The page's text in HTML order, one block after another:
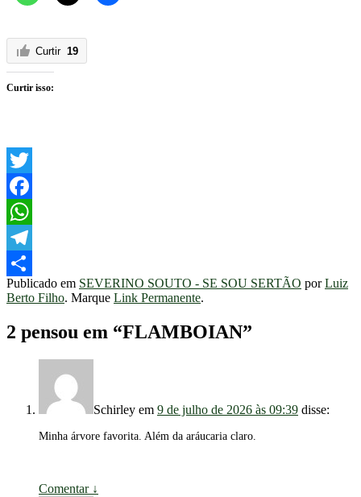
Curtir 19
Curtir isso:
Twitter
Facebook
WhatsApp
Telegram
Share
Publicado em SEVERINO SOUTO - SE SOU SERTÃO porLuiz
Berto Filho. Marque Link Permanente.
2 pensou em “FLAMBOIAN”
Schirley em 9 de julho de 2026 às 09:39 disse:
Minha árvore favorita. Além da aráucaria claro.
Comentar ↓